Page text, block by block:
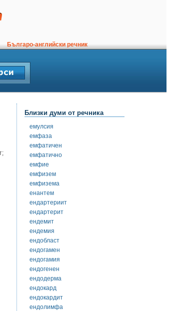
Българо-английски речник
Близки думи от речника
емулсия
емфаза
емфатичен
емфатично
емфие
емфизем
емфизема
енантем
ендартериит
ендартерит
ендемит
ендемия
ендобласт
ендогамен
ендогамия
ендогенен
ендодерма
ендокард
ендокардит
ендолимфа